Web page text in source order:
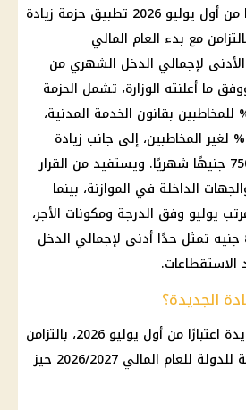
تبدأ وزارة المالية اعتبارًا من أول يوليو 2026 تطبيق حزمة زيادة
مع بدء العام المالي
الحد الأدنى لإجمالي الدخل الشهري من
جنيه. ووفق ما أعلنته الوزارة، تشمل الحزمة
دورية بنسبة 12% للمخاطبين بقانون الخدمة المدنية،
وعلاوة خاصة بنسبة 15% لغير المخاطبين، إلى جانب زيادة
الحافز الإضافي بقيمة 750 جنيهًا شهريًا. ويستفيد من القرار
الداخلة في الموازنة، بينما
يوليو وفق الدرجة ومكونات الأجر،
مع الانتباه إلى أن 8000 جنيه تمثل حدًا أدنى لإجمالي الدخل
الجديدة؟
يبدأ تطبيق الحزمة الجديدة اعتبارًا من أول يوليو 2026، بالتزامن
للدولة
للعام المالي 2026/2027 حيز